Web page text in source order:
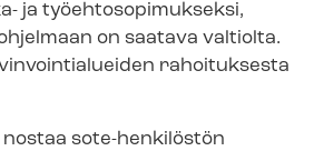
ja työ­eh­to­so­pi­muk­sek­si,
on saatava valtiolta.
rahoituksesta
sote-henkilöstön